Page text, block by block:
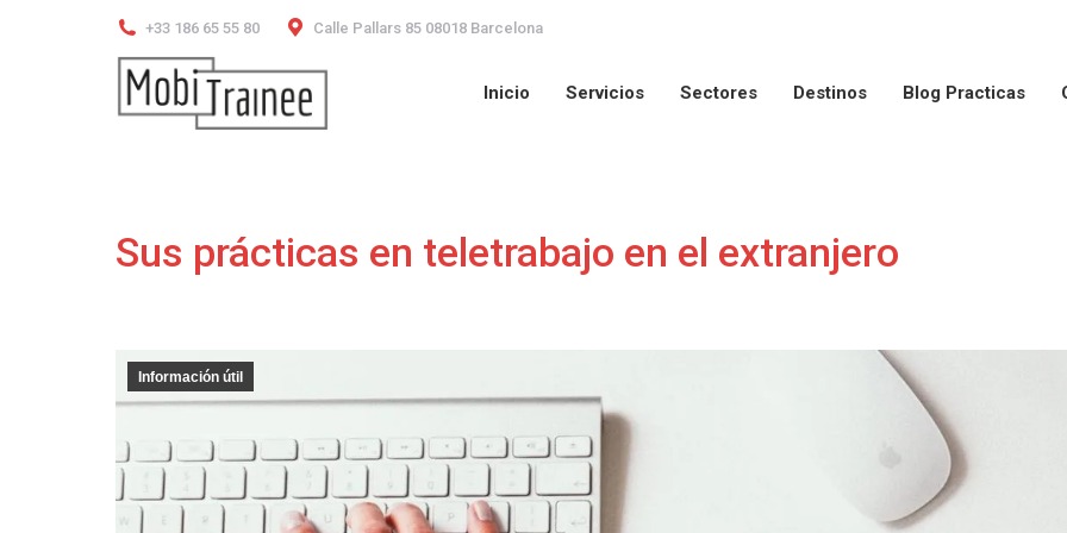
+33 186 65 55 80 Calle Pallars 85 08018 Barcelona
Inicio Servicios Sectores Destinos Blog Practicas
Sus prácticas en teletrabajo en el extranjero
Información útil
Inicio